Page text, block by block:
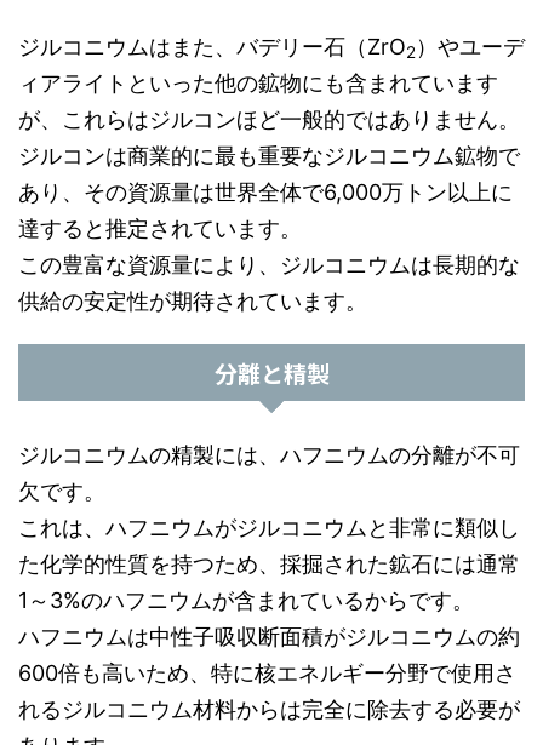
ジルコニウムはまた、バデリー石（ZrO2）やユーデ
ィアライトといった他の鉱物にも含まれています
が、これらはジルコンほど一般的ではありません。
ジルコンは商業的に最も重要なジルコニウム鉱物で
あり、その資源量は世界全体で6,000万トン以上に
達すると推定されています。
この豊富な資源量により、ジルコニウムは長期的な
供給の安定性が期待されています。
分離と精製
ジルコニウムの精製には、ハフニウムの分離が不可
欠です。
これは、ハフニウムがジルコニウムと非常に類似し
た化学的性質を持つため、採掘された鉱石には通常
1～3%のハフニウムが含まれているからです。
ハフニウムは中性子吸収断面積がジルコニウムの約
600倍も高いため、特に核エネルギー分野で使用さ
れるジルコニウム材料からは完全に除去する必要が